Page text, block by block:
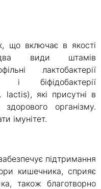
що включає в якості
два види штамів
лактобактерії
і біфідобактерії
які присутні в
організму.
імунітет.
підтримання
кишечника, сприяє
також благотворно